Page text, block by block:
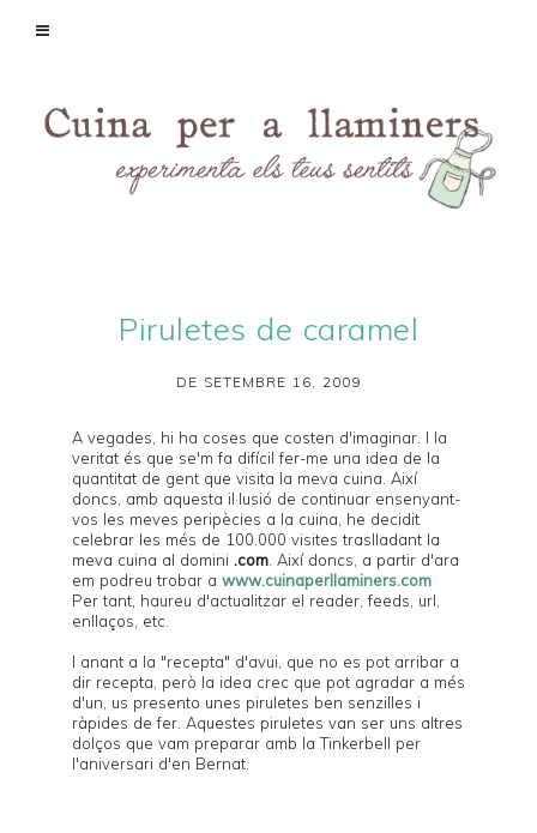
Piruletes de caramel
DE SETEMBRE 16, 2009
A vegades, hi ha coses que costen d'imaginar. I la
veritat és que se'm fa difícil fer-me una idea de la
quantitat de gent que visita la meva cuina. Així
doncs, amb aquesta il·lusió de continuar ensenyant-
vos les meves peripècies a la cuina, he decidit
celebrar les més de 100.000 visites traslladant la
meva cuina al domini .com . Així doncs, a partir d'ara
em podreu trobar a www.cuinaperllaminers.com
Per tant, haureu d'actualitzar el reader, feeds, url,
enllaços, etc.
I anant a la "recepta" d'avui, que no es pot arribar a
dir recepta, però la idea crec que pot agradar a més
d'un, us presento unes piruletes ben senzilles i
ràpides de fer. Aquestes piruletes van ser uns altres
dolços que vam preparar amb laTinkerbell per
l'aniversari d'en Bernat